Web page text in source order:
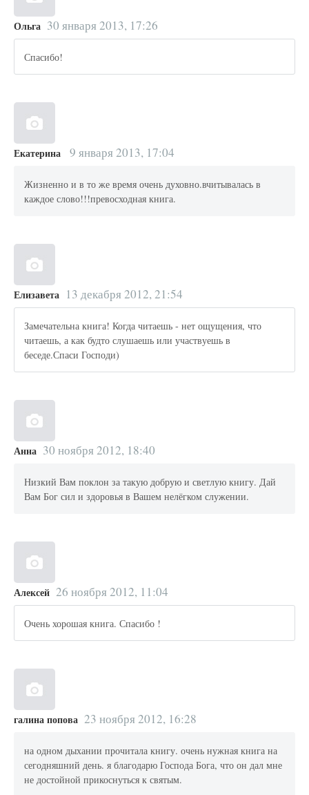
Ольга 30 января 2013, 17:26
Спасибо!
Екатерина 9 января 2013, 17:04
Жизненно и в то же время очень духовно.вчитывалась в
каждое слово!!!превосходная книга.
Елизавета 13 декабря 2012, 21:54
Замечательна книга! Когда читаешь - нет ощущения, что
читаешь, а как будто слушаешь или участвуешь в
беседе.Спаси Господи)
Анна 30 ноября 2012, 18:40
Низкий Вам поклон за такую добрую и светлую книгу. Дай
Вам Бог сил и здоровья в Вашем нелёгком служении.
Алексей 26 ноября 2012, 11:04
Очень хорошая книга. Спасибо !
галина попова 23 ноября 2012, 16:28
на одном дыхании прочитала книгу. очень нужная книга на
сегодняшний день. я благодарю Господа Бога, что он дал мне
не достойной прикоснуться к святым.